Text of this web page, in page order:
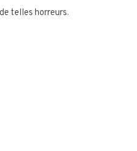
telles horreurs.